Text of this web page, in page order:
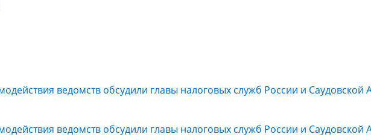
ведомств обсудили главы налоговых служб России и Саудовской
ведомств обсудили главы налоговых служб России и Саудовской